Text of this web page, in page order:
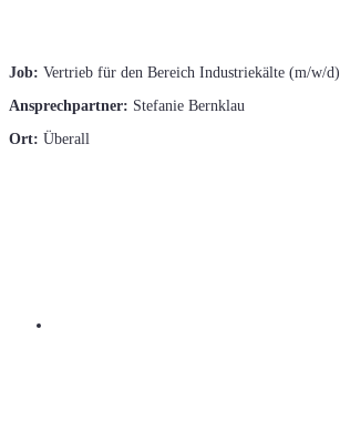
Job: Vertrieb für den Bereich Industriekälte (m/w/d)
Ansprechpartner: Stefanie Bernklau
Ort: Überall